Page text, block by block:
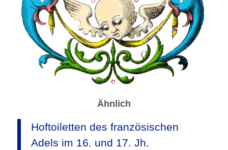
Ähnlich
Hoftoiletten des französischen
Adels im 16. und 17. Jh.